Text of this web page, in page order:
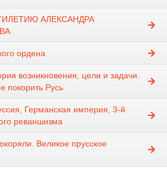
АЛЕКСАНДРА
ордена
возникновения, цели и задачи.
покорить Русь
Германская империя, 3-й
реваншизма
Великое прусское